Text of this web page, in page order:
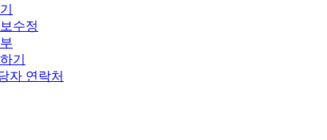
수정
기
자 연락처